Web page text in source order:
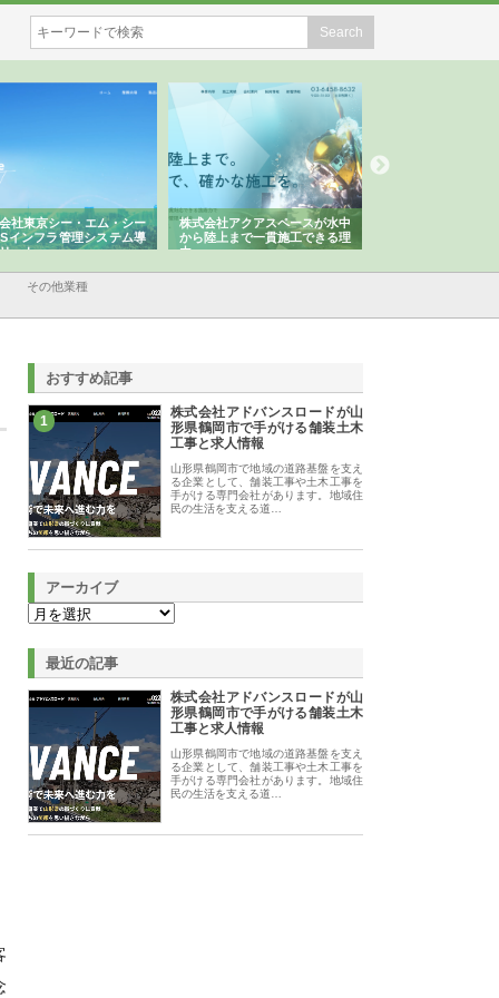
ー・エム・シー
管理システム導
株式会社アクアスペースが水中
から陸上まで一貫施工できる理
由
株式会社地盤調査事務所が
れ続ける理由と建設コンサ
強み
その他業種
おすすめ記事
1
株式会社アドバンスロードが山
形県鶴岡市で手がける舗装土木
工事と求人情報
山形県鶴岡市で地域の道路基盤を支え
る企業として、舗装工事や土木工事を
手がける専門会社があります。地域住
民の生活を支える道…
アーカイブ
最近の記事
株式会社アドバンスロードが山
形県鶴岡市で手がける舗装土木
工事と求人情報
山形県鶴岡市で地域の道路基盤を支え
る企業として、舗装工事や土木工事を
手がける専門会社があります。地域住
民の生活を支える道…